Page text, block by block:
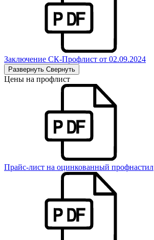
Заключение СК-Профлист от 02.09.2024
Развернуть Свернуть
Цены на профлист
Прайс-лист на оцинкованный профнастил